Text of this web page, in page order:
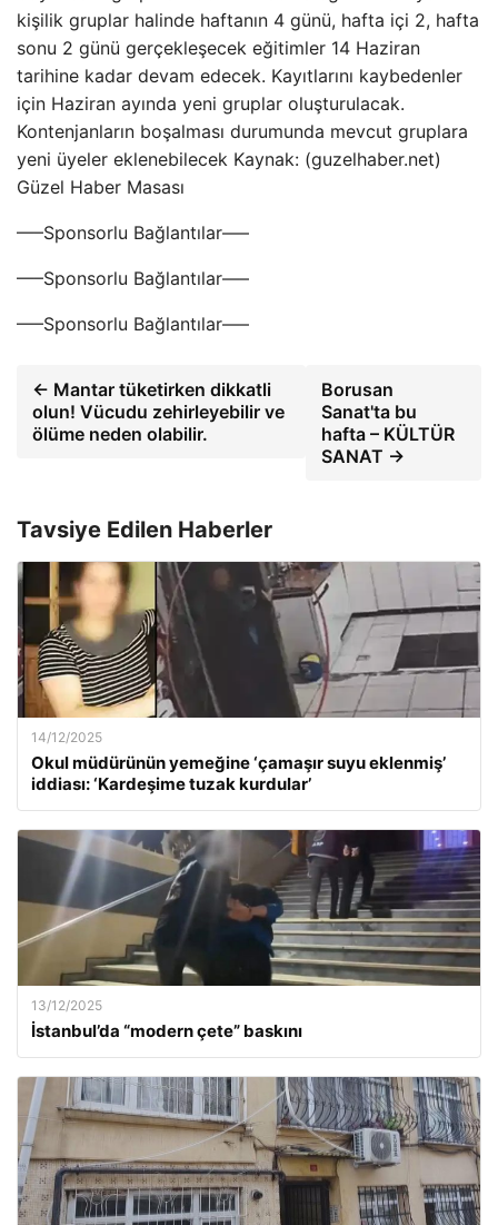
kişilik gruplar halinde haftanın 4 günü, hafta içi 2, hafta
sonu 2 günü gerçekleşecek eğitimler 14 Haziran
tarihine kadar devam edecek. Kayıtlarını kaybedenler
için Haziran ayında yeni gruplar oluşturulacak.
Kontenjanların boşalması durumunda mevcut gruplara
yeni üyeler eklenebilecek Kaynak: (guzelhaber.net)
Güzel Haber Masası
—–Sponsorlu Bağlantılar—–
—–Sponsorlu Bağlantılar—–
—–Sponsorlu Bağlantılar—–
← Mantar tüketirken dikkatli
olun! Vücudu zehirleyebilir ve
ölüme neden olabilir.
Borusan
Sanat'ta bu
hafta – KÜLTÜR
SANAT →
Tavsiye Edilen Haberler
14/12/2025
Okul müdürünün yemeğine ‘çamaşır suyu eklenmiş’
iddiası: ‘Kardeşime tuzak kurdular’
13/12/2025
İstanbul’da “modern çete” baskını